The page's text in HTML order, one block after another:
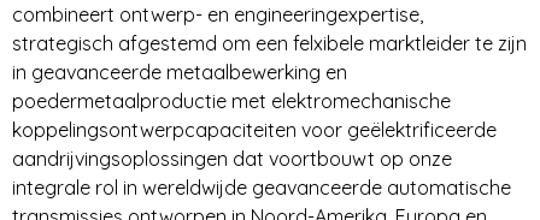
combineert ontwerp- en engineeringexpertise,
strategisch afgestemd om een felxibele marktleider te zijn
in geavanceerde metaalbewerking en
poedermetaalproductie met elektromechanische
koppelingsontwerpcapaciteiten voor geëlektrificeerde
aandrijvingsoplossingen dat voortbouwt op onze
integrale rol in wereldwijde geavanceerde automatische